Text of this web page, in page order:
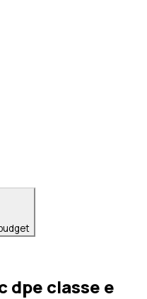
dpe classe e